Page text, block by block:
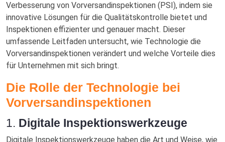
Verbesserung von Vorversandinspektionen (PSI), indem sie
innovative Lösungen für die Qualitätskontrolle bietet und
Inspektionen effizienter und genauer macht. Dieser
umfassende Leitfaden untersucht, wie Technologie die
Vorversandinspektionen verändert und welche Vorteile dies
für Unternehmen mit sich bringt.
Die Rolle der Technologie bei
Vorversandinspektionen
1. Digitale Inspektionswerkzeuge
Digitale Inspektionswerkzeuge haben die Art und Weise, wie